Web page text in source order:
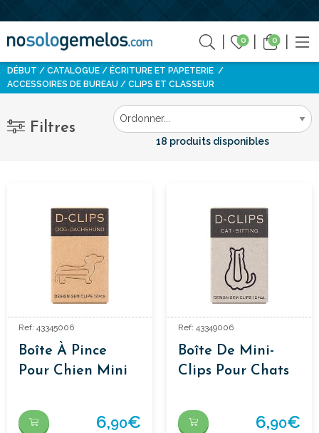
0 0
DÉBUT CATALOGUE
ÉCRITURE ET PAPETERIE
ACCESSOIRES DE BUREAU
CLIPS ET CLASSEUR
Filtres
18 produits disponibles
Ref: 43345006
Boîte À Pince
Pour Chien Mini
6,90€
Ref: 43349006
Boîte De Mini-
Clips Pour Chats
6,90€